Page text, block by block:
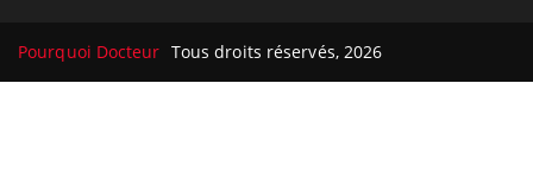
Pourquoi Docteur Tous droits réservés, 2026